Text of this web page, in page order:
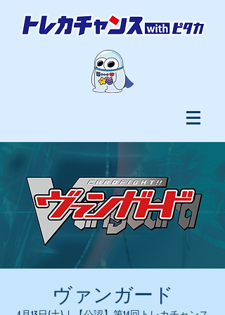
ヴァンガード